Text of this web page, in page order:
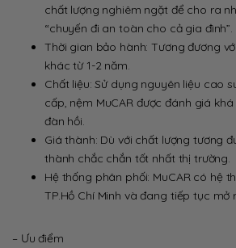
chất lượng nghiêm ngặt để cho ra
“chuyến đi an toàn cho cả gia đình”.
Thời gian bảo hành: Tương đương
khác từ 1-2 năm.
Chất liệu: Sử dụng nguyên liệu cao
cấp, nệm MuCAR được đánh giá
đàn hồi.
Giá thành: Dù với chất lượng tương
thành chắc chắn tốt nhất thị trường.
Hệ thống phân phối: MuCAR có hệ
TP.Hồ Chí Minh và đang tiếp tục mở
– Ưu điểm